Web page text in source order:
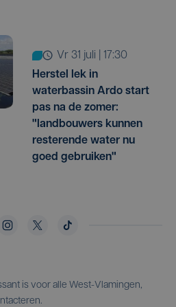
vr 31 juli | 17:30
Herstel lek in
waterbassin Ardo start
pas na de zomer:
"landbouwers kunnen
resterende water nu
goed gebruiken"
is voor alle West-Vlamingen,